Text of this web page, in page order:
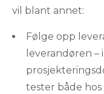
vil blant annet:
Følge opp
leverandøren
tester både